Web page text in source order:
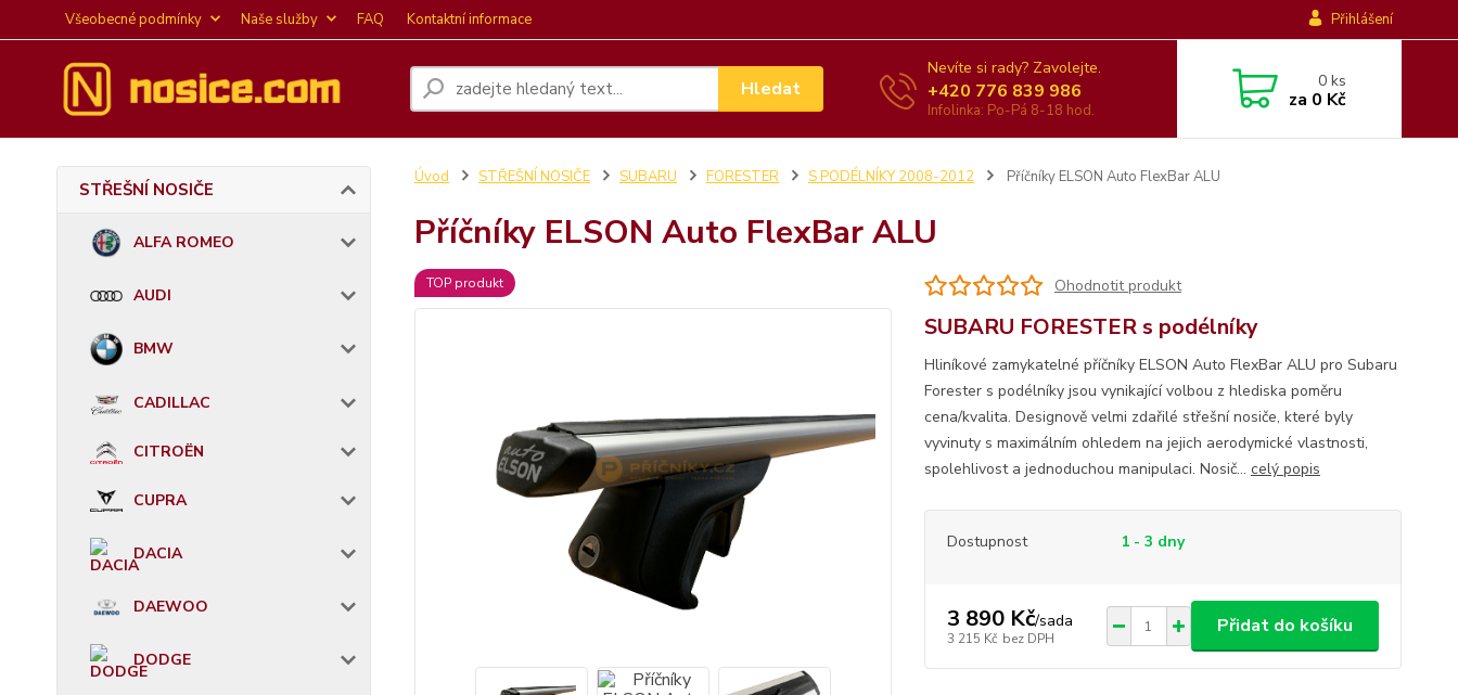
Všeobecné podmínky Naše služby FAQ Kontaktní informace Přihlášení
Hledat
Nevíte si rady? Zavolejte.
+420 776 839 986
Infolinka: Po-Pá 8-18 hod.
0ks
za 0 Kč
STŘEŠNÍ NOSIČE
ALFA ROMEO
AUDI
BMW
CADILLAC
CITROËN
CUPRA
DACIA
DAEWOO
DODGE
Úvod STŘEŠNÍ NOSIČE SUBARU FORESTER S PODÉLNÍKY 2008-2012 Příčníky ELSON Auto FlexBar ALU
Příčníky ELSON Auto FlexBar ALU
TOP produkt Ohodnotit produkt
SUBARU FORESTER s podélníky
Hliníkové zamykatelné příčníky ELSON Auto FlexBar ALU pro Subaru
Forester s podélníky jsou vynikající volbou z hlediska poměru
cena/kvalita. Designově velmi zdařilé střešní nosiče, které byly
vyvinuty s maximálním ohledem na jejich aerodymické vlastnosti,
spolehlivost a jednoduchou manipulaci. Nosič... celý popis
Dostupnost 1 - 3 dny
3 890 Kč/sada
3 215 Kč bez DPH
Přidat do košíku